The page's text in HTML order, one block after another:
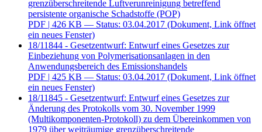
grenzüberschreitende Luftverunreinigung betreffend
persistente organische Schadstoffe (POP)
PDF | 426 KB — Status: 03.04.2017 (Dokument, Link öffnet
ein neues Fenster)
18/11844 - Gesetzentwurf: Entwurf eines Gesetzes zur
Einbeziehung von Polymerisationsanlagen in den
Anwendungsbereich des Emissionshandels
PDF | 425 KB — Status: 03.04.2017 (Dokument, Link öffnet
ein neues Fenster)
18/11845 - Gesetzentwurf: Entwurf eines Gesetzes zur
Änderung des Protokolls vom 30. November 1999
(Multikomponenten-Protokoll) zu dem Übereinkommen von
1979 über weiträumige grenzüberschreitende